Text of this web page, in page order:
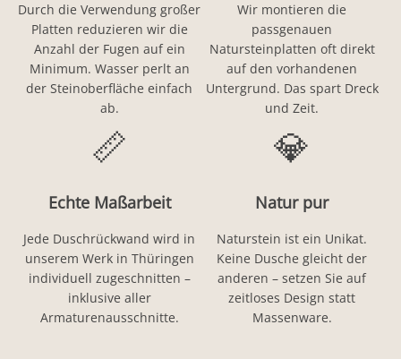
Durch die Verwendung großer
Platten reduzieren wir die
Anzahl der Fugen auf ein
Minimum. Wasser perlt an
der Steinoberfläche einfach
ab.
Wir montieren die
passgenauen
Natursteinplatten oft direkt
auf den vorhandenen
Untergrund. Das spart Dreck
und Zeit.
📏
Echte Maßarbeit
Jede Duschrückwand wird in
unserem Werk in Thüringen
individuell zugeschnitten –
inklusive aller
Armaturenausschnitte.
💎
Natur pur
Naturstein ist ein Unikat.
Keine Dusche gleicht der
anderen – setzen Sie auf
zeitloses Design statt
Massenware.